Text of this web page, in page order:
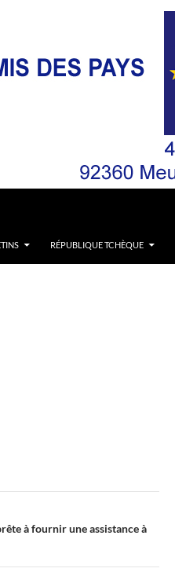
RÉPUBLIQUE TCHÈQUE
à fournir une assistance à